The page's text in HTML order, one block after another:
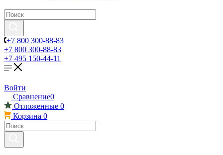
+7 800 300-88-83
+7 800 300-88-83
+7 495 150-44-11
Войти
Сравнение0
Отложенные 0
Корзина 0